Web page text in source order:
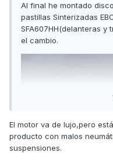
Al final he montado
pastillas Sinterizadas
SFA607HH(delanteras y
el cambio.
El motor va de lujo,pero
producto con malos
suspensiones.